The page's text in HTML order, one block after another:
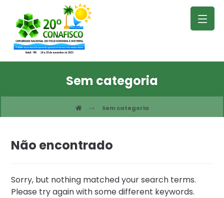
Sem categoria
Sem categoria
Não encontrado
Sorry, but nothing matched your search terms.
Please try again with some different keywords.